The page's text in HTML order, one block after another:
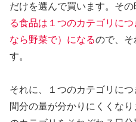
だけを選んで買います。その
る食品は１つのカテゴリに
なら野菜で）になるので、そ
す。
それに、１つのカテゴリに
間分の量が分かりにくくな